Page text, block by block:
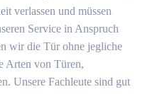
verlassen und müssen
Service in Anspruch
wir die Tür ohne jegliche
Arten von Türen,
Unsere Fachleute sind gut